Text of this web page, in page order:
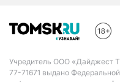
Учредитель ООО «Дайджест
77-71671 выдано